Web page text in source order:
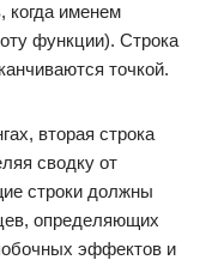
когда именем
функции). Строка
точкой.
вторая строка
сводку от
строки должны
определяющих
эффектов и